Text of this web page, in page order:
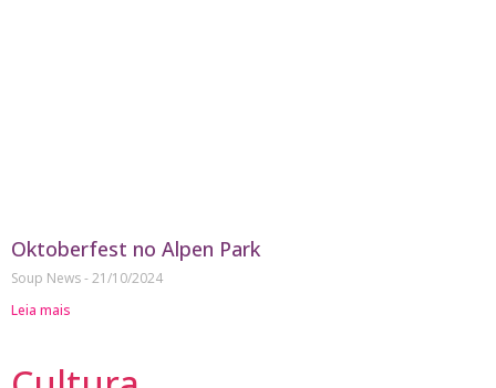
Oktoberfest no Alpen Park
Soup News 21/10/2024
Leia mais